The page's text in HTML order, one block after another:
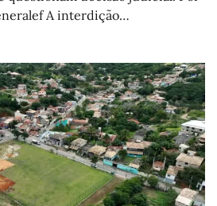
A interdição…